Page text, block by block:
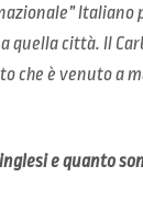
quella città. Il
che è venuto a
e quanto